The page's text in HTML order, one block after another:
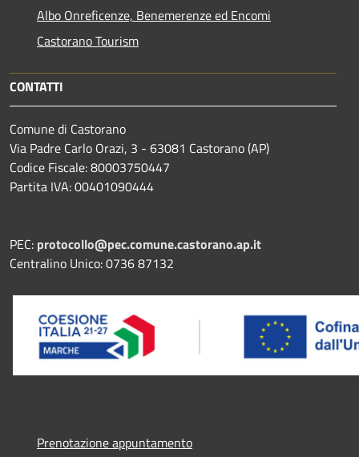
Albo Onreficenze, Benemerenze ed Encomi
Castorano Tourism
CONTATTI
Comune di Castorano
Via Padre Carlo Orazi, 3 - 63081 Castorano (AP)
Codice Fiscale: 80003750447
Partita IVA: 00401090444
PEC: protocollo@pec.comune.castorano.ap.it
Centralino Unico: 0736 87132
Prenotazione appuntamento